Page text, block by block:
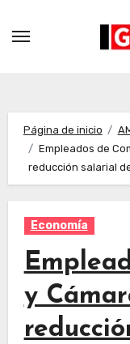
Página de inicio
Empleados de
reducción salarial
Economía
y